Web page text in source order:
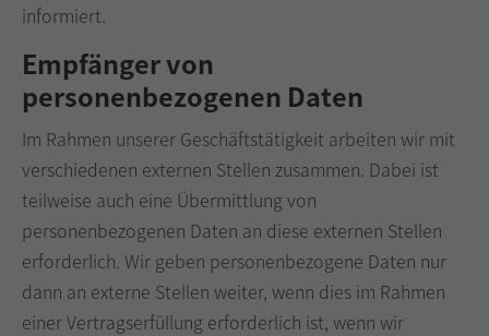
informiert.
Empfänger von
personenbezogenen Daten
Im Rahmen unserer Geschäftstätigkeit arbeiten wir mit
verschiedenen externen Stellen zusammen. Dabei ist
teilweise auch eine Übermittlung von
personenbezogenen Daten an diese externen Stellen
erforderlich. Wir geben personenbezogene Daten nur
dann an externe Stellen weiter, wenn dies im Rahmen
einer Vertragserfüllung erforderlich ist, wenn wir